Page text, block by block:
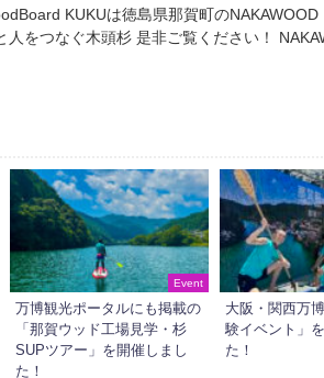
KUKUは徳島県那賀町の
人をつなぐ木頭杉 是非ご覧ください！
Event
万博観光ポータルにも掲載の
「那賀ウッド工場見学・杉
SUPツアー」を開催しまし
た！
大阪・関西万
験イベント」
た！